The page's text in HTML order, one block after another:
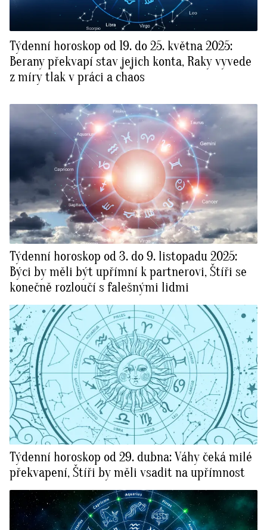
Týdenní horoskop od 19. do 25. května 2025:
Berany překvapí stav jejich konta, Raky vyvede
z míry tlak v práci a chaos
Týdenní horoskop od 3. do 9. listopadu 2025:
Býci by měli být upřímní k partnerovi, Štíři se
konečně rozloučí s falešnými lidmi
Týdenní horoskop od 29. dubna: Váhy čeká milé
překvapení, Štíři by měli vsadit na upřímnost